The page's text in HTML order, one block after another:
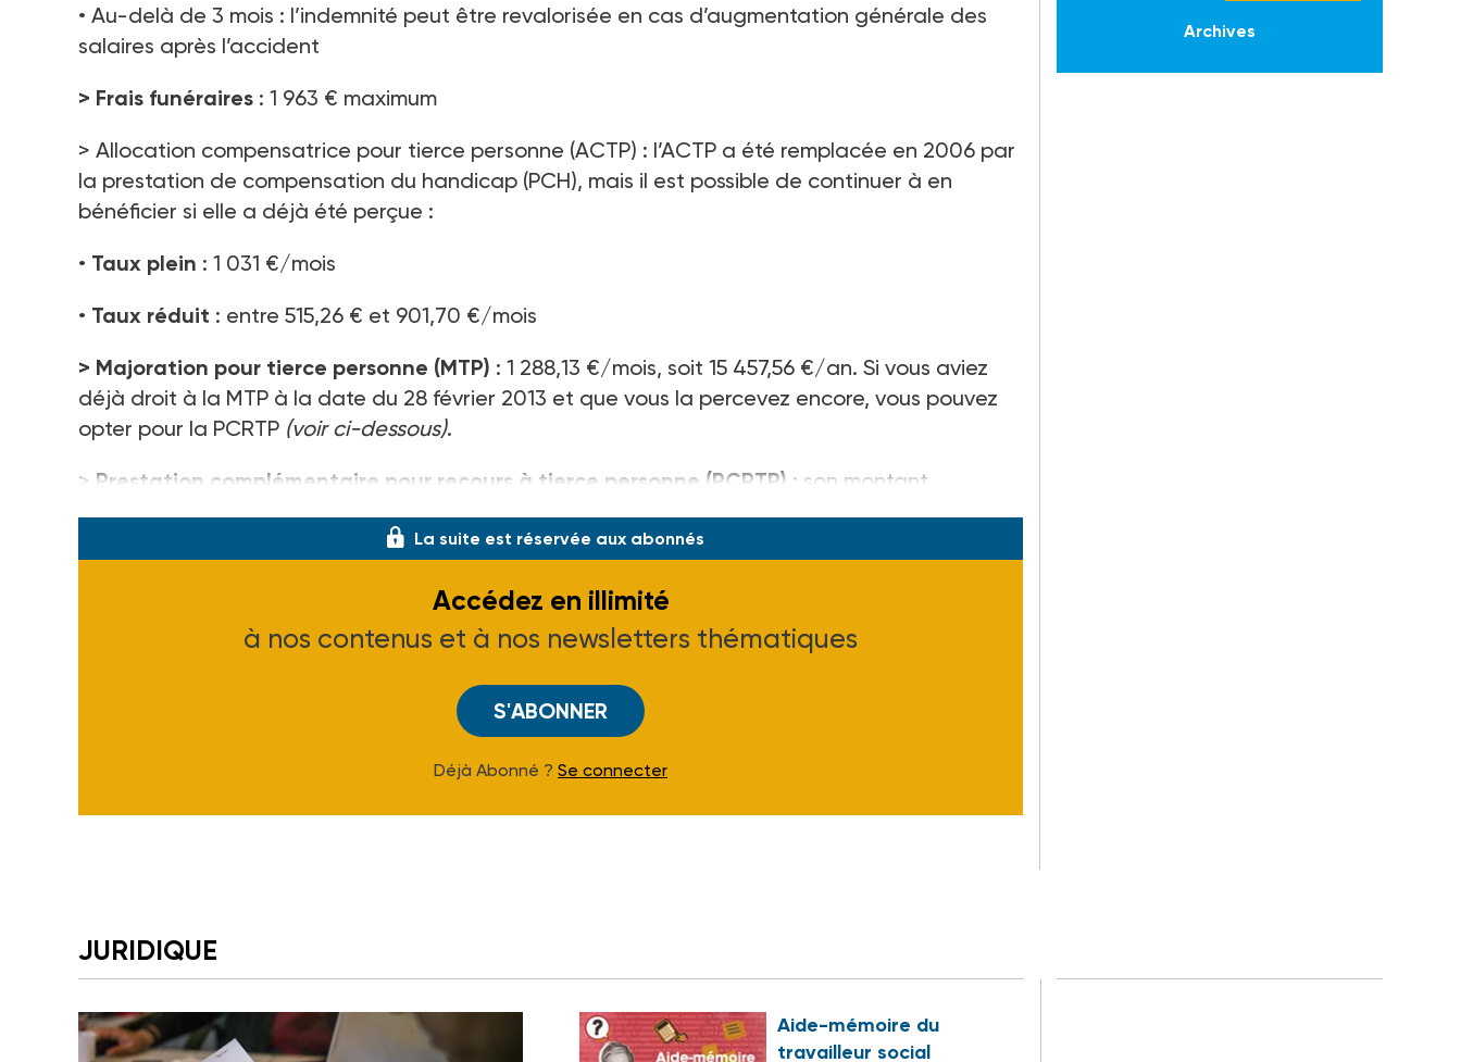
• Au-delà de 3 mois : l’indemnité peut être revalorisée en cas d’augmentation générale des
salaires après l’accident
> Frais funéraires : 1 963 € maximum
> Allocation compensatrice pour tierce personne (ACTP) : l’ACTP a été remplacée en 2006 par
la prestation de compensation du handicap (PCH), mais il est possible de continuer à en
bénéficier si elle a déjà été perçue :
• Taux plein : 1 031 €/mois
• Taux réduit : entre 515,26 € et 901,70 €/mois
> Majoration pour tierce personne (MTP) : 1 288,13 €/mois, soit 15 457,56 €/an. Si vous aviez
déjà droit à la MTP à la date du 28 février 2013 et que vous la percevez encore, vous pouvez
opter pour la PCRTP (voir ci-dessous).
> Prestation complémentaire pour recours à tierce personne (PCRTP) : son montant
La suite est réservée aux abonnés
Accédez en illimité
à nos contenus et à nos newsletters thématiques
S'ABONNER
Déjà Abonné ? Se connecter
Archives
JURIDIQUE
Aide-mémoire du
travailleur social